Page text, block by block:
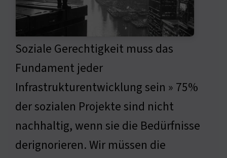
Soziale Gerechtigkeit muss das
Fundament jeder
Infrastrukturentwicklung sein » 75%
der sozialen Projekte sind nicht
nachhaltig, wenn sie die Bedürfnisse
derignorieren. Wir müssen die